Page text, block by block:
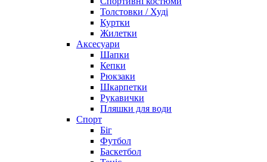
Толстовки / Худі
Куртки
Жилетки
Аксесуари
Шапки
Кепки
Рюкзаки
Шкарпетки
Рукавички
Пляшки для води
Спорт
Біг
Футбол
Баскетбол